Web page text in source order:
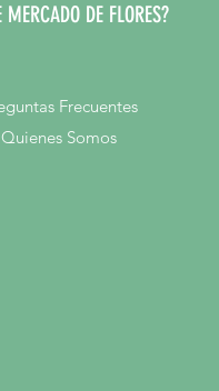
MERCADO DE FLORES?
Frecuentes
Quienes Somos